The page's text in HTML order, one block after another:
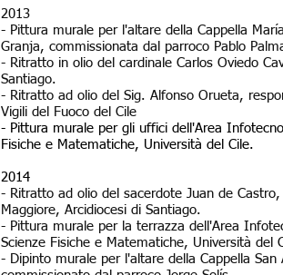
2013
- Pittura murale per l'altare della Cappella
Granja, commissionata dal parroco Pablo
- Ritratto in olio del cardinale Carlos Oviedo
Santiago.
- Ritratto ad olio del Sig. Alfonso Orueta,
Vigili del Fuoco del Cile
- Pittura murale per gli uffici dell'Area
Fisiche e Matematiche, Università del Cile.
2014
- Ritratto ad olio del sacerdote Juan de
Maggiore, Arcidiocesi di Santiago.
- Pittura murale per la terrazza dell'Area
Scienze Fisiche e Matematiche, Università del
- Dipinto murale per l'altare della Cappella